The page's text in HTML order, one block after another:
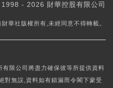
- 2026 財華控股有限公司
財華社版權所有,未經同意不得轉載。
限公司將盡力確保彼等所提供資料
對無誤,資料如有錯漏而令閣下蒙受